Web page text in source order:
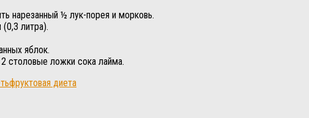
нарезанный ½ лук-порея и морковь.
литра).
яблок.
столовые ложки сока лайма.
фруктовая диета